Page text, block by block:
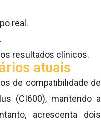
real.
resultados clínicos.
atuais
de compatibilidade de
(CI600), mantendo a
acrescenta dois